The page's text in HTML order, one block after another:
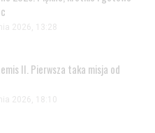
2026, 13:28
II. Pierwsza taka misja od
2026, 18:10